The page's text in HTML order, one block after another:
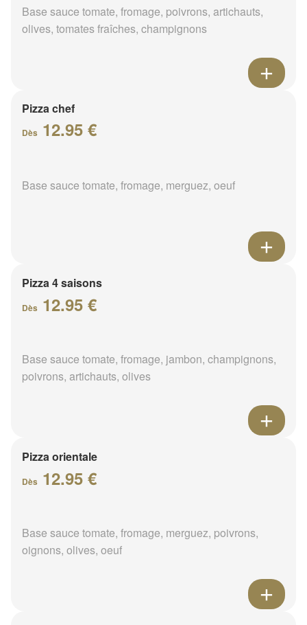
Base sauce tomate, fromage, poivrons, artichauts,
olives, tomates fraîches, champignons
Pizza chef
Dès 12.95 €
Base sauce tomate, fromage, merguez, oeuf
Pizza 4 saisons
Dès 12.95 €
Base sauce tomate, fromage, jambon, champignons,
poivrons, artichauts, olives
Pizza orientale
Dès 12.95 €
Base sauce tomate, fromage, merguez, poivrons,
oignons, olives, oeuf